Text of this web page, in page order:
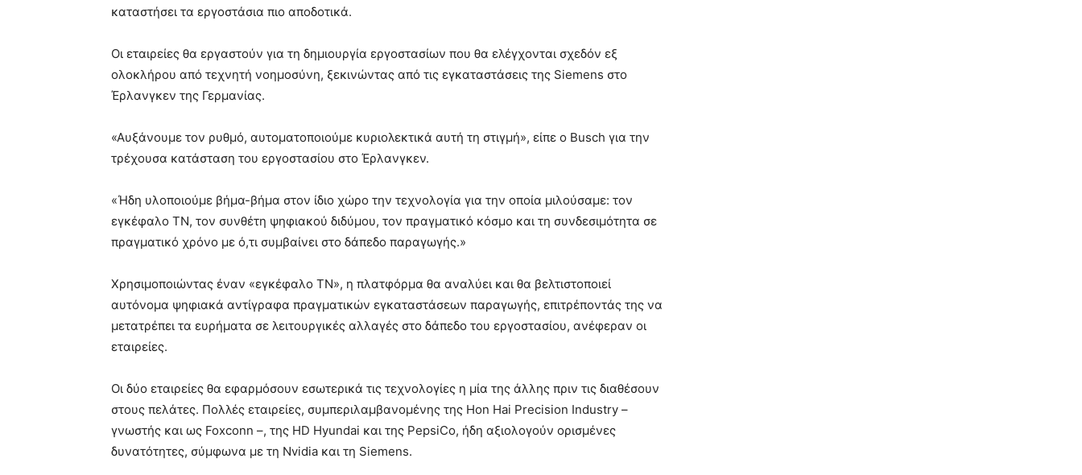
καταστήσει τα εργοστάσια πιο αποδοτικά.
Οι εταιρείες θα εργαστούν για τη δημιουργία εργοστασίων που θα ελέγχονται σχεδόν εξ
ολοκλήρου από τεχνητή νοημοσύνη, ξεκινώντας από τις εγκαταστάσεις της Siemens στο
Έρλανγκεν της Γερμανίας.
«Αυξάνουμε τον ρυθμό, αυτοματοποιούμε κυριολεκτικά αυτή τη στιγμή», είπε ο Busch για την
τρέχουσα κατάσταση του εργοστασίου στο Έρλανγκεν.
«Ήδη υλοποιούμε βήμα-βήμα στον ίδιο χώρο την τεχνολογία για την οποία μιλούσαμε: τον
εγκέφαλο ΤΝ, τον συνθέτη ψηφιακού διδύμου, τον πραγματικό κόσμο και τη συνδεσιμότητα σε
πραγματικό χρόνο με ό,τι συμβαίνει στο δάπεδο παραγωγής.»
Χρησιμοποιώντας έναν «εγκέφαλο ΤΝ», η πλατφόρμα θα αναλύει και θα βελτιστοποιεί
αυτόνομα ψηφιακά αντίγραφα πραγματικών εγκαταστάσεων παραγωγής, επιτρέποντάς της να
μετατρέπει τα ευρήματα σε λειτουργικές αλλαγές στο δάπεδο του εργοστασίου, ανέφεραν οι
εταιρείες.
Οι δύο εταιρείες θα εφαρμόσουν εσωτερικά τις τεχνολογίες η μία της άλλης πριν τις διαθέσουν
στους πελάτες. Πολλές εταιρείες, συμπεριλαμβανομένης της Hon Hai Precision Industry –
γνωστής και ως Foxconn –, της HD Hyundai και της PepsiCo, ήδη αξιολογούν ορισμένες
δυνατότητες, σύμφωνα με τη Nvidia και τη Siemens.